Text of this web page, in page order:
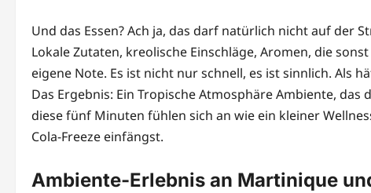
Und das Essen? Ach ja, das darf natürlich nicht auf der
Lokale Zutaten, kreolische Einschläge, Aromen, die
eigene Note. Es ist nicht nur schnell, es ist sinnlich. Als
Das Ergebnis: Ein Tropische Atmosphäre Ambiente,
diese fünf Minuten fühlen sich an wie ein kleiner
Cola-Freeze einfängst.
Ambiente-Erlebnis an Martinique